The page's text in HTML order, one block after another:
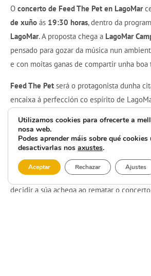
O concerto de Feed The Pet en LagoMar
de xuño ás 19:30 horas, dentro da
LagoMar. A proposta chega a LagoMar
pensado para gozar da música nun
e con moitas ganas de compartir unha boa
Feed The Pet será o protagonista dunha
encaixa á perfección co espírito de
escoitar e deixarse levar. Un concerto ideal
amigos, en familia ou simplemente para
A entrada será conentrada inversa, polo
decidir a súa achega ao rematar o
Utilizamos cookies para ofrecerte a
nosa web.
Podes aprender máis sobre qué
desactivarlas nos axustes.
Aceptar Rechazar Ajustes